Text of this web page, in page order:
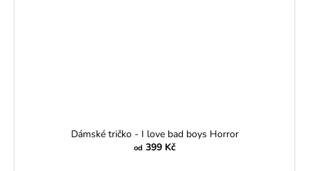
Dámské tričko - I love bad boys Horror
od 399 Kč